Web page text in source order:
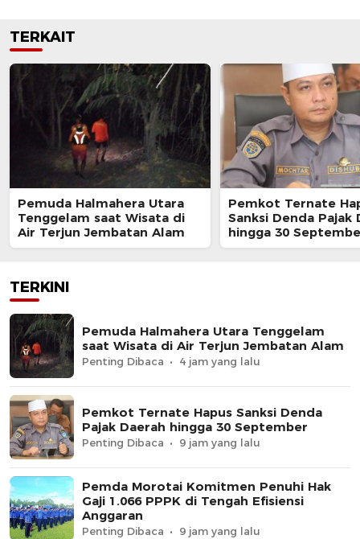
TERKAIT
Pemuda Halmahera Utara
Tenggelam saat Wisata di
Air Terjun Jembatan Alam
Pemkot Ternate
Sanksi Denda Pajak
hingga 30
TERKINI
Pemuda Halmahera Utara Tenggelam
saat Wisata di Air Terjun Jembatan Alam
Penting Dibaca 4 jam yang lalu
Pemkot Ternate Hapus Sanksi Denda
Pajak Daerah hingga 30 September
Penting Dibaca 9 jam yang lalu
Pemda Morotai Komitmen Penuhi Hak
Gaji 1.066 PPPK di Tengah Efisiensi
Anggaran
Penting Dibaca 9 jam yang lalu